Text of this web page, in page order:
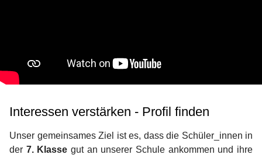
Interessen verstärken - Profil finden
Unser gemeinsames Ziel ist es, dass die Schüler_innen in
der 7. Klasse gut an unserer Schule ankommen und ihre